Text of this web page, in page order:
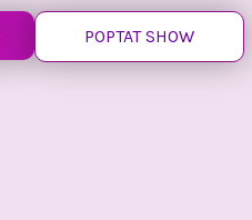
POPTAT SHOW